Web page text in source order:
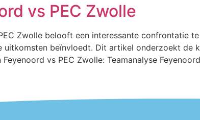
vs PEC Zwolle
Zwolle belooft een interessante confrontatie
uitkomsten beïnvloedt. Dit artikel onderzoekt de
vs PEC Zwolle: Teamanalyse